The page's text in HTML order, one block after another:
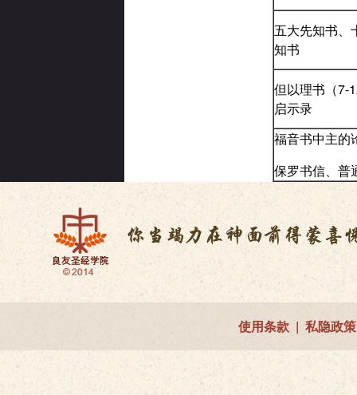
五大先知书、
知书
但以理书（7-
启示录
福音书中主的
保罗书信、普
使用条款| 私隐政策